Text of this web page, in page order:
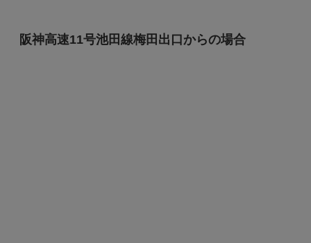
阪神高速11号池田線梅田出口からの場合